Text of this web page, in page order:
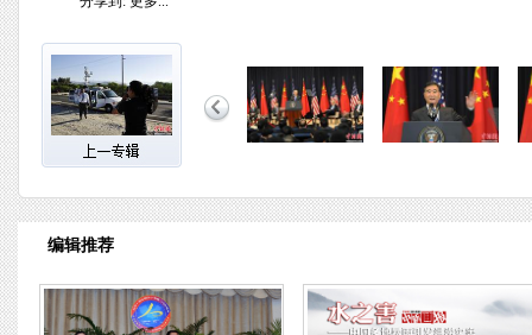
编辑推荐